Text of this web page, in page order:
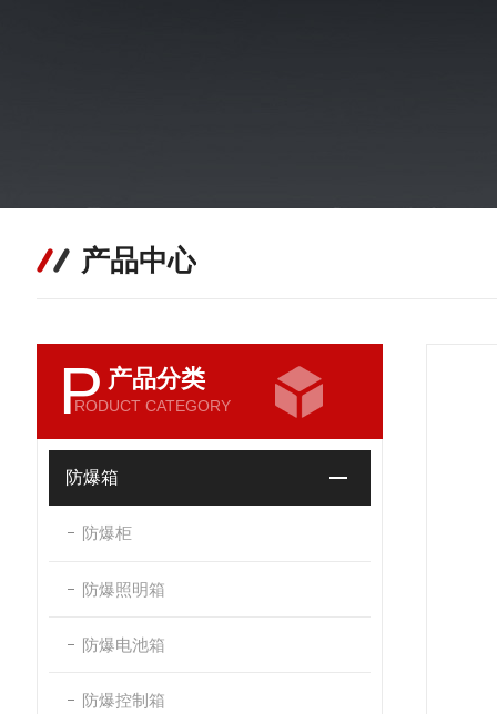
产品中心
P 产品分类
RODUCT CATEGORY
防爆箱
防爆柜
防爆照明箱
防爆电池箱
防爆控制箱